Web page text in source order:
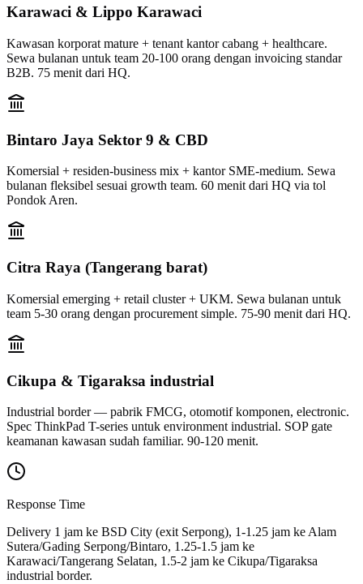
Karawaci & Lippo Karawaci
Kawasan korporat mature + tenant kantor cabang + healthcare.
Sewa bulanan untuk team 20-100 orang dengan invoicing standar
B2B. 75 menit dari HQ.
Bintaro Jaya Sektor 9 & CBD
Komersial + residen-business mix + kantor SME-medium. Sewa
bulanan fleksibel sesuai growth team. 60 menit dari HQ via tol
Pondok Aren.
Citra Raya (Tangerang barat)
Komersial emerging + retail cluster + UKM. Sewa bulanan untuk
team 5-30 orang dengan procurement simple. 75-90 menit dari HQ.
Cikupa & Tigaraksa industrial
Industrial border — pabrik FMCG, otomotif komponen, electronic.
Spec ThinkPad T-series untuk environment industrial. SOP gate
keamanan kawasan sudah familiar. 90-120 menit.
Response Time
Delivery 1 jam ke BSD City (exit Serpong), 1-1.25 jam ke Alam
Sutera/Gading Serpong/Bintaro, 1.25-1.5 jam ke
Karawaci/Tangerang Selatan, 1.5-2 jam ke Cikupa/Tigaraksa
industrial border.